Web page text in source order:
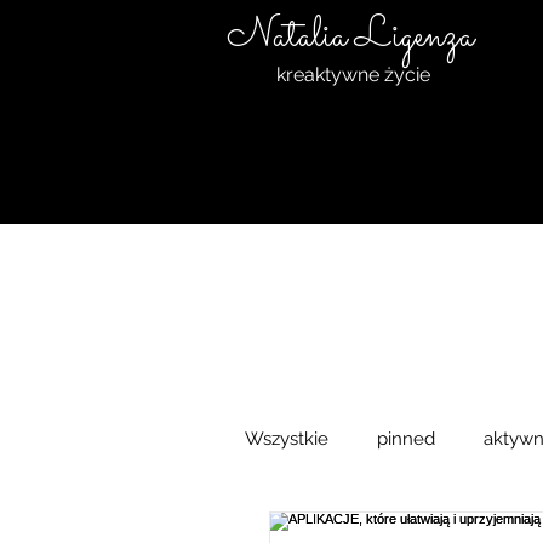
Natalia Ligenza
kreaktywne życie
Wszystkie pinned